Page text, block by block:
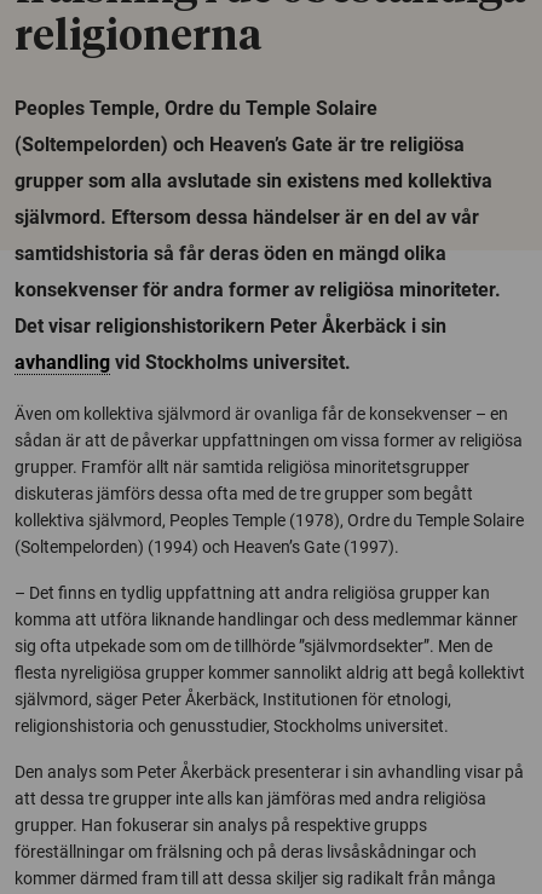
religionerna
Peoples Temple, Ordre du Temple Solaire
(Soltempelorden) och Heaven’s Gate är tre religiösa
grupper som alla avslutade sin existens med kollektiva
självmord. Eftersom dessa händelser är en del av vår
samtidshistoria så får deras öden en mängd olika
konsekvenser för andra former av religiösa minoriteter.
Det visar religionshistorikern Peter Åkerbäck i sin
avhandling vid Stockholms universitet.
Även om kollektiva självmord är ovanliga får de konsekvenser – en
sådan är att de påverkar uppfattningen om vissa former av religiösa
grupper. Framför allt när samtida religiösa minoritetsgrupper
diskuteras jämförs dessa ofta med de tre grupper som begått
kollektiva självmord, Peoples Temple (1978), Ordre du Temple Solaire
(Soltempelorden) (1994) och Heaven’s Gate (1997).
– Det finns en tydlig uppfattning att andra religiösa grupper kan
komma att utföra liknande handlingar och dess medlemmar känner
sig ofta utpekade som om de tillhörde ”självmordsekter”. Men de
flesta nyreligiösa grupper kommer sannolikt aldrig att begå kollektivt
självmord, säger Peter Åkerbäck, Institutionen för etnologi,
religionshistoria och genusstudier, Stockholms universitet.
Den analys som Peter Åkerbäck presenterar i sin avhandling visar på
att dessa tre grupper inte alls kan jämföras med andra religiösa
grupper. Han fokuserar sin analys på respektive grupps
föreställningar om frälsning och på deras livsåskådningar och
kommer därmed fram till att dessa skiljer sig radikalt från många